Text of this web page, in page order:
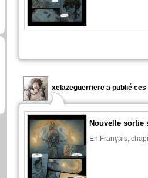
xelazeguerriere a publié ces
Nouvelle sortie
En Français,